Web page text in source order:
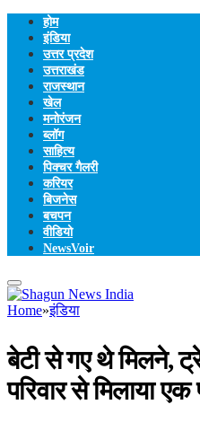
होम
इंडिया
उत्तर प्रदेश
उत्तराखंड
राजस्थान
खेल
मनोरंजन
ब्लॉग
साहित्य
पिक्चर गैलरी
करियर
बिजनेस
बचपन
वीडियो
NewsVoir
Home»इंडिया
बेटी से गए थे मिलने,
परिवार से मिलाया